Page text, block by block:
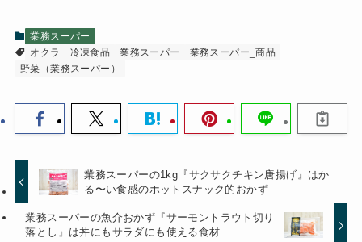
業務スーパー
オクラ
冷凍食品 業務スーパー
業務スーパー_商品
野菜（業務スーパー）
業務スーパーの1kg『サクサクチキン唐揚げ』はか
る〜い食感のホットスナック的おかず
業務スーパーの魚介おかず『サーモントラウト切り
落とし』は丼にもサラダにも使える食材